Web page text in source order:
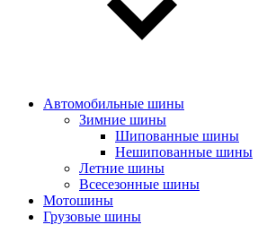
Автомобильные шины
Зимние шины
Шипованные шины
Нешипованные шины
Летние шины
Всесезонные шины
Мотошины
Грузовые шины